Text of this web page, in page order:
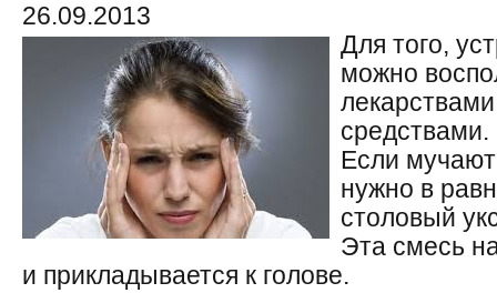
26.09.2013
Для того,
можно
средствами.
Если
нужно в
столовый
Эта смесь
и прикладывается к голове.